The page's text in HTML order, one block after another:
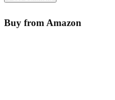
Buy from Amazon